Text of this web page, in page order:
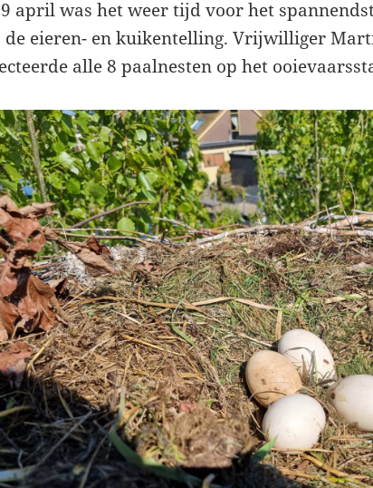
april was het weer tijd voor het
de eieren- en kuikentelling. Vrijwilliger
alle 8 paalnesten op het